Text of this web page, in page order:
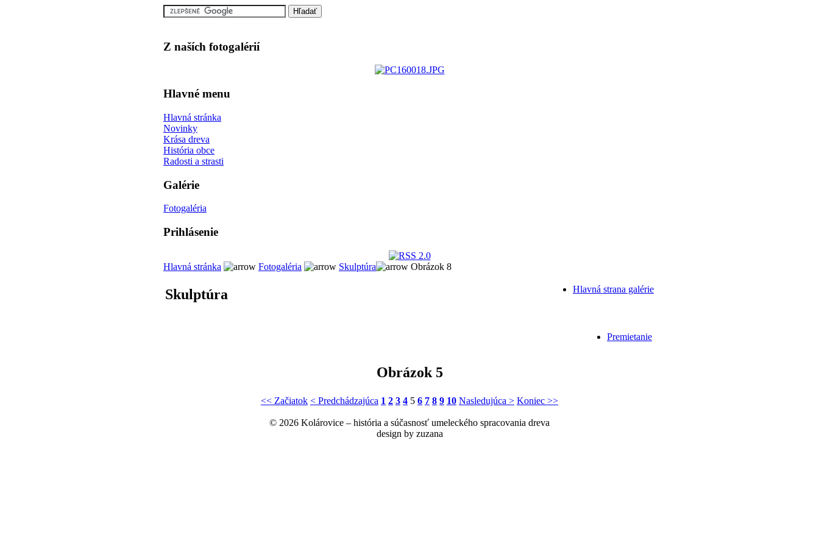
Z naších fotogalérií
Hlavné menu
Hlavná stránka
Novinky
Krása dreva
História obce
Radosti a strasti
Galérie
Fotogaléria
Prihlásenie
Hlavná stránka Fotogaléria Skulptúra Obrázok 8
Hlavná strana galérie
Skulptúra
Premietanie
Obrázok 5
<< Začiatok < Predchádzajúca 1 2 3 4 5 6 7 8 9 10 Nasledujúca > Koniec >>
© 2026 Kolárovice – história a súčasnosť umeleckého spracovania dreva
design by zuzana